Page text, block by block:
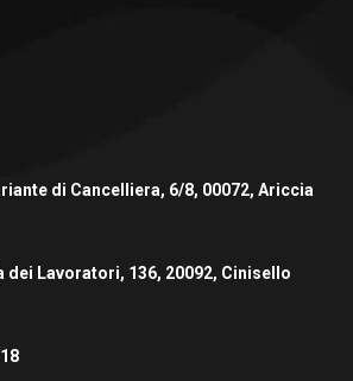
di Cancelliera, 6/8, 00072, Ariccia
dei Lavoratori, 136, 20092, Cinisello